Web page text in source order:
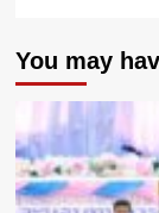
You may